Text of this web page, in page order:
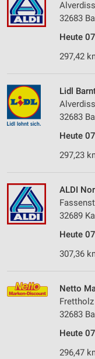
32683
Heute
297,42
Lidl
32683
Heute
297,23
ALDI
32689
Heute
307,36
Netto
32683
Heute
296,47